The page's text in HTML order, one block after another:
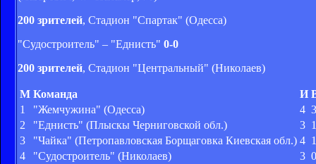
200 зрителей, Стадион "Спартак" (Одесса)
"Судостроитель" – "Еднисть" 0-0
200 зрителей, Стадион "Центральный" (Николаев)
М Команда И
1
"Жемчужина" (Одесса) 4 3
2
"Еднисть" (Плыскы Черниговской обл.) 3 1
3
"Чайка" (Петропавловская Борщаговка Киевская обл.) 4 1
4
"Судостроитель" (Николаев) 3 0